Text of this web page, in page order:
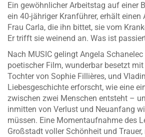
Ein gewöhnlicher Arbeitstag auf einer
ein 40-jähriger Kranführer, erhält einen
Frau Carla, die ihn bittet, sie vom
Er trifft sie weinend an. Was ist
Nach MUSIC gelingt Angela
poetischer Film, wunderbar besetzt
Tochter von Sophie Fillières, und
Liebesgeschichte erforscht, wie eine
zwischen zwei Menschen entsteht –
inmitten von Verlust und Neuanfang
müssen. Eine Momentaufnahme des
Großstadt voller Schönheit und